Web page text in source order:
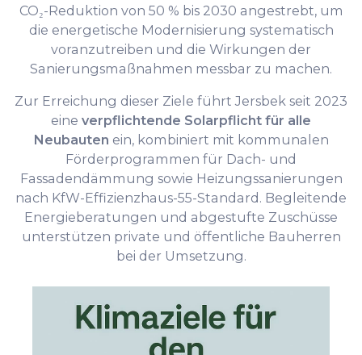
CO₂-Reduktion von 50 % bis 2030 angestrebt, um
die energetische Modernisierung systematisch
voranzutreiben und die Wirkungen der
Sanierungsmaßnahmen messbar zu machen.
Zur Erreichung dieser Ziele führt Jersbek seit 2023
eine verpflichtende Solarpflicht für alle
Neubauten ein, kombiniert mit kommunalen
Förderprogrammen für Dach- und
Fassadendämmung sowie Heizungssanierungen
nach KfW-Effizienzhaus-55-Standard. Begleitende
Energieberatungen und abgestufte Zuschüsse
unterstützen private und öffentliche Bauherren
bei der Umsetzung.